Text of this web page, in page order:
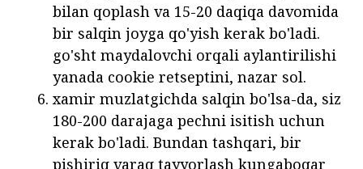
bilan qoplash va 15-20 daqiqa davomida
bir salqin joyga qo'yish kerak bo'ladi.
go'sht maydalovchi orqali aylantirilishi
yanada cookie retseptini, nazar sol.
xamir muzlatgichda salqin bo'lsa-da, siz
180-200 darajaga pechni isitish uchun
kerak bo'ladi. Bundan tashqari, bir
pishiriq varaq tayyorlash kungaboqar